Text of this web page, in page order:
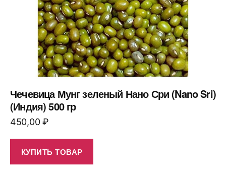
Чечевица Мунг зеленый Нано Сри (Nano Sri)
(Индия) 500 гр
450,00₽
КУПИТЬ ТОВАР